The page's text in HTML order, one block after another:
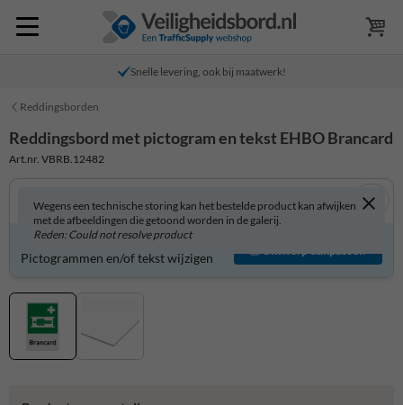
Snelle levering, ook bij maatwerk!
Reddingsborden
Reddingsbord met pictogram en tekst EHBO Brancard
Art.nr. VBRB.12482
Wegens een technische storing kan het bestelde product kan afwijken
met de afbeeldingen die getoond worden in de galerij.
Reden: Could not resolve product
Reddingsbord zelf aanpassen?
Pictogrammen en/of tekst wijzigen
Ontwerp aanpassen